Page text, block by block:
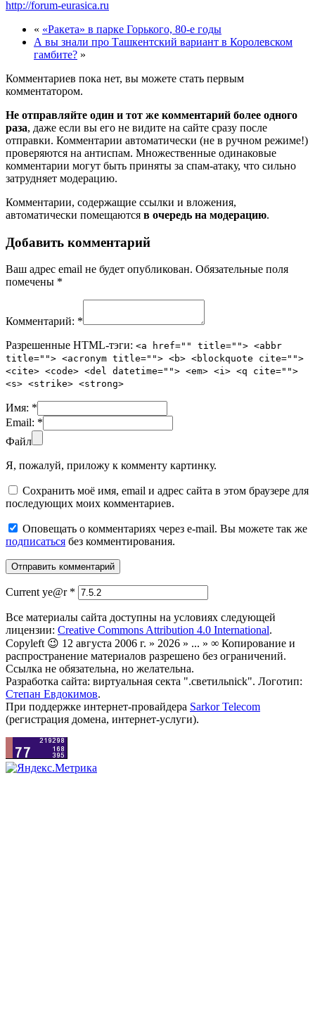
http://forum-eurasica.ru
« «Ракета» в парке Горького, 80-е годы
А вы знали про Ташкентский вариант в Королевском
гамбите? »
Комментариев пока нет, вы можете стать первым
комментатором.
Не отправляйте один и тот же комментарий более одного
раза, даже если вы его не видите на сайте сразу после
отправки. Комментарии автоматически (не в ручном режиме!)
проверяются на антиспам. Множественные одинаковые
комментарии могут быть приняты за спам-атаку, что сильно
затрудняет модерацию.
Комментарии, содержащие ссылки и вложения,
автоматически помещаются в очередь на модерацию.
Добавить комментарий
Ваш адрес email не будет опубликован. Обязательные поля
помечены *
Комментарий: *
Разрешенные HTML-тэги: <a href="" title=""> <abbr
title=""> <acronym title=""> <b> <blockquote cite="">
<cite> <code> <del datetime=""> <em> <i> <q cite="">
<s> <strike> <strong>
Имя: *
Email: *
Файл
Я, пожалуй, приложу к комменту картинку.
Сохранить моё имя, email и адрес сайта в этом браузере для
последующих моих комментариев.
Оповещать о комментариях через e-mail. Вы можете так же
подписаться без комментирования.
Current ye@r *
Все материалы сайта доступны на условиях следующей
лицензии: Creative Commons Attribution 4.0 International.
Copyleft 😉 12 августа 2006 г. » 2026 » ... » ∞ Копирование и
распространение материалов разрешено без ограничений.
Ссылка не обязательна, но желательна.
Разработка сайта: виртуальная секта ".светильnick". Логотип:
Степан Евдокимов.
При поддержке интернет-провайдера Sarkor Telecom
(регистрация домена, интернет-услуги).